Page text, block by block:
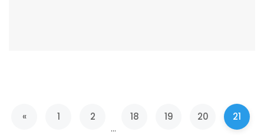
«Anterior1 2
...
18 19 20 21